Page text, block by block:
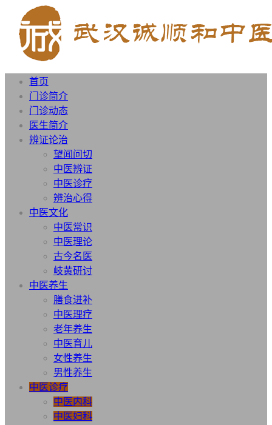
首页
门诊简介
门诊动态
医生简介
辨证论治
望闻问切
中医辨证
中医诊疗
辨治心得
中医文化
中医常识
中医理论
古今名医
岐黄研讨
中医养生
膳食进补
中医理疗
老年养生
中医育儿
女性养生
男性养生
中医诊疗
中医内科
中医妇科